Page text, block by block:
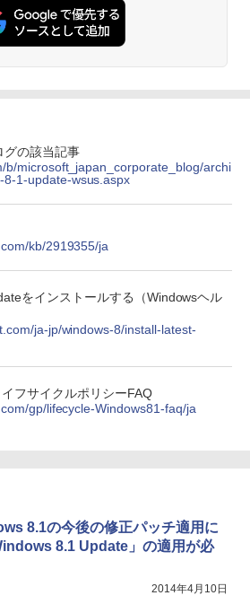
グの該当記事
b/microsoft_japan_corporate_blog/archi
1-update-wsus.aspx
kb/2919355/ja
をインストールする（Windowsヘル
ja-jp/windows-8/install-latest-
フサイクルポリシーFAQ
gp/lifecycle-Windows81-faq/ja
8.1の今後の修正パッチ適用に
8.1 Update」の適用が必
2014年4月10日